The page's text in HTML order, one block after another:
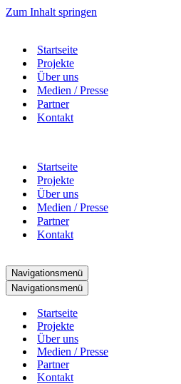
Zum Inhalt springen
Startseite
Projekte
Über uns
Medien / Presse
Partner
Kontakt
Startseite
Projekte
Über uns
Medien / Presse
Partner
Kontakt
Navigationsmenü
Navigationsmenü
Startseite
Projekte
Über uns
Medien / Presse
Partner
Kontakt